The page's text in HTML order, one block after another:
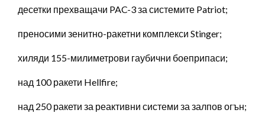
десетки прехващачи PAC-3 за системите Patriot;
преносими зенитно-ракетни комплекси Stinger;
хиляди 155-милиметрови гаубични боеприпаси;
над 100 ракети Hellfire;
над 250 ракети за реактивни системи за залпов огън;